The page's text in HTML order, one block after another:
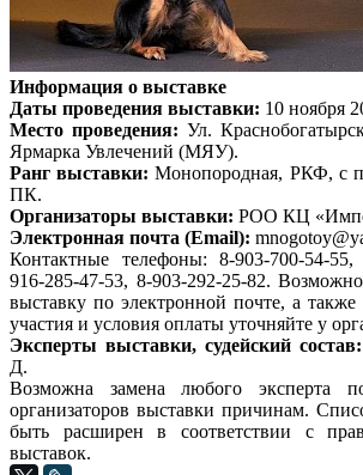
Информация о выставке
Даты проведения выставки: 10 ноября
Место проведения: Ул.
Ярмарка Увлечений (МЯУ).
Ранг выставки: Монопородная, РКФ, c
ПК.
Организаторы выставки: РОО КЦ
Электронная почта (Email):
Контактные телефоны: 8-903-700-54-
916-285-47-53, 8-903-292-25-82.
выставку по электронной почте, а
участия и условия оплаты уточняйте у
Эксперты выставки, судейский состав:
Д.
Возможна замена любого эксперта
организаторов выставки причинам.
быть расширен в соответствии с
выставок.